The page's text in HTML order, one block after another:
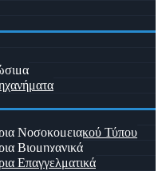
Νοσοκομειακού Τύπου
Βιομηχανικά
Επαγγελματικά